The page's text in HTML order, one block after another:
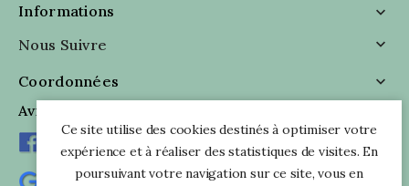
Informations

Nous Suivre

Coordonnées

Avis Clients
Ce site utilise des cookies destinés à optimiser votre
expérience et à réaliser des statistiques de visites. En
poursuivant votre navigation sur ce site, vous en